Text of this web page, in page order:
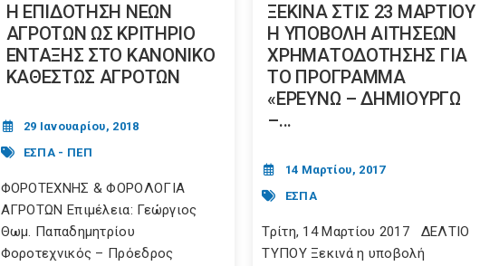
Η ΕΠΙΔΟΤΗΣΗ ΝΕΩΝ
ΑΓΡΟΤΩΝ ΩΣ ΚΡΙΤΗΡΙΟ
ΕΝΤΑΞΗΣ ΣΤΟ ΚΑΝΟΝΙΚΟ
ΚΑΘΕΣΤΩΣ ΑΓΡΟΤΩΝ
29 Ιανουαρίου, 2018
ΕΣΠΑ - ΠΕΠ
ΦΟΡΟΤΕΧΝΗΣ & ΦΟΡΟΛΟΓΙΑ
ΑΓΡΟΤΩΝ Επιμέλεια: Γεώργιος
Θωμ. Παπαδημητρίου
Φοροτεχνικός – Πρόεδρος
ΞΕΚΙΝΑ ΣΤΙΣ 23 ΜΑΡΤΙΟΥ
Η ΥΠΟΒΟΛΗ ΑΙΤΗΣΕΩΝ
ΧΡΗΜΑΤΟΔΟΤΗΣΗΣ ΓΙΑ
ΤΟ ΠΡΟΓΡΑΜΜΑ
«ΕΡΕΥΝΩ – ΔΗΜΙΟΥΡΓΩ
–...
14 Μαρτίου, 2017
ΕΣΠΑ
Τρίτη, 14 Μαρτίου 2017 ΔΕΛΤΙΟ
ΤΥΠΟΥ Ξεκινά η υποβολή